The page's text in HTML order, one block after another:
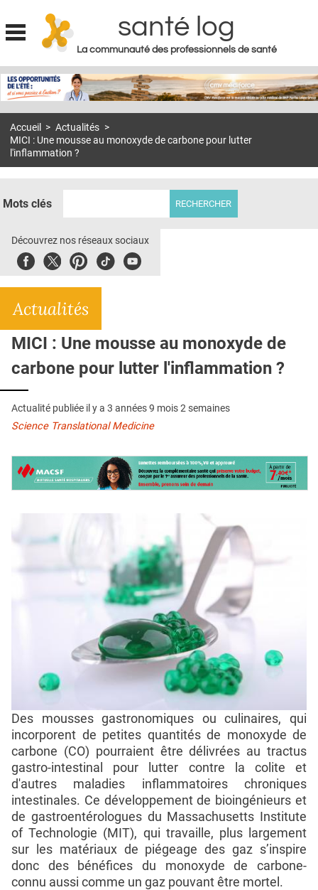
Jump to navigation
santé log
La communauté des professionnels de santé
MON COMPTE
S'ABONNER À LA REVUE SOIN À DOMICILE
E-REVUE SAD
THÉMA
CONTACT
Accueil > Actualités >
MICI : Une mousse au monoxyde de carbone pour lutter
l'inflammation ?
Mots clés
Découvrez nos réseaux sociaux
FacebookTwitterPinterest
TiktokYoubute
Actualités
MICI : Une mousse au monoxyde de
carbone pour lutter l'inflammation ?
Actualité publiée il y a 3 années 9 mois 2 semaines
Science Translational Medicine
Des mousses gastronomiques ou culinaires, qui
incorporent de petites quantités de monoxyde de
carbone (CO) pourraient être délivrées au tractus
gastro-intestinal pour lutter contre la colite et
d'autres maladies inflammatoires chroniques
intestinales. Ce développement de bioingénieurs et
de gastroentérologues du Massachusetts Institute
of Technologie (MIT), qui travaille, plus largement
sur les matériaux de piégeage des gaz s’inspire
donc des bénéfices du monoxyde de carbone-
connu aussi comme un gaz pouvant être mortel.